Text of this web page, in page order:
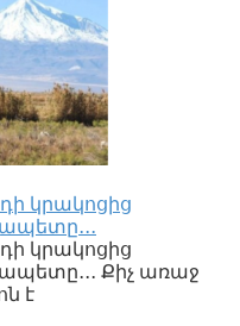
կրակոցից
կրակոցից
Քիչ առաջ
է